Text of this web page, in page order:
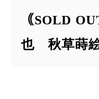
｟SOLD
也 秋草蒔